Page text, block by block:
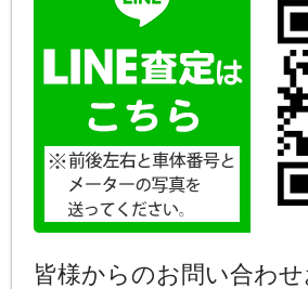
皆様からのお問い合わ